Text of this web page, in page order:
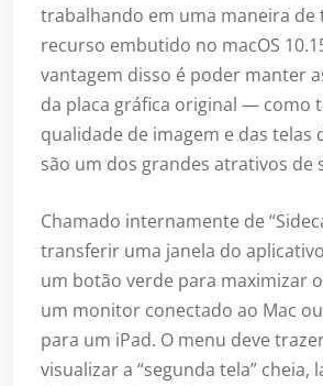
trabalhando em uma maneira de
recurso embutido no macOS
vantagem disso é poder manter
da placa gráfica original — como
qualidade de imagem e das telas
são um dos grandes atrativos de
Chamado internamente de
transferir uma janela do
um botão verde para maximizar
um monitor conectado ao Mac
para um iPad. O menu deve
visualizar a “segunda tela” cheia,